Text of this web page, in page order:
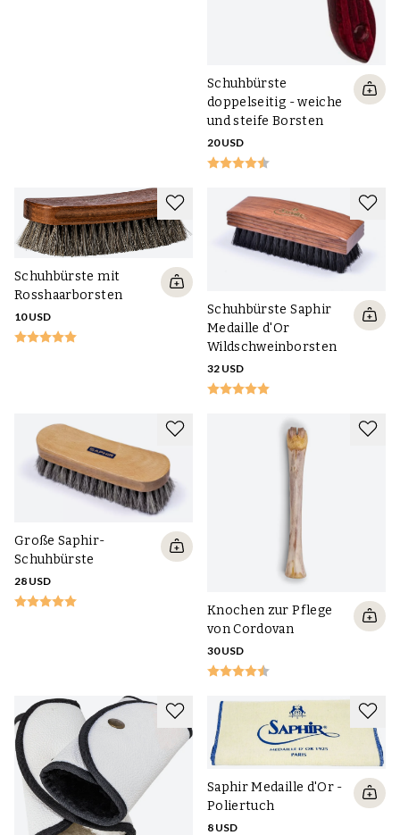
Schuhbürste
doppelseitig - weiche
und steife Borsten
20 USD
Schuhbürste mit
Rosshaarborsten
10 USD
Schuhbürste Saphir
Medaille d'Or
Wildschweinborsten
32 USD
Große Saphir-
Schuhbürste
28 USD
Knochen zur Pflege
von Cordovan
30 USD
Saphir Medaille d'Or -
Poliertuch
8 USD